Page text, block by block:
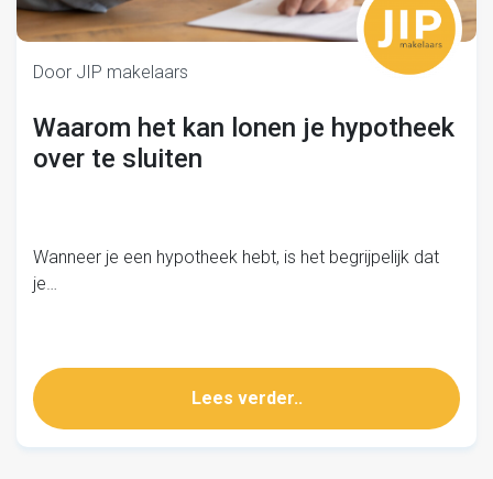
Door JIP makelaars
Waarom het kan lonen je hypotheek
over te sluiten
Wanneer je een hypotheek hebt, is het begrijpelijk dat
je…
Lees verder..